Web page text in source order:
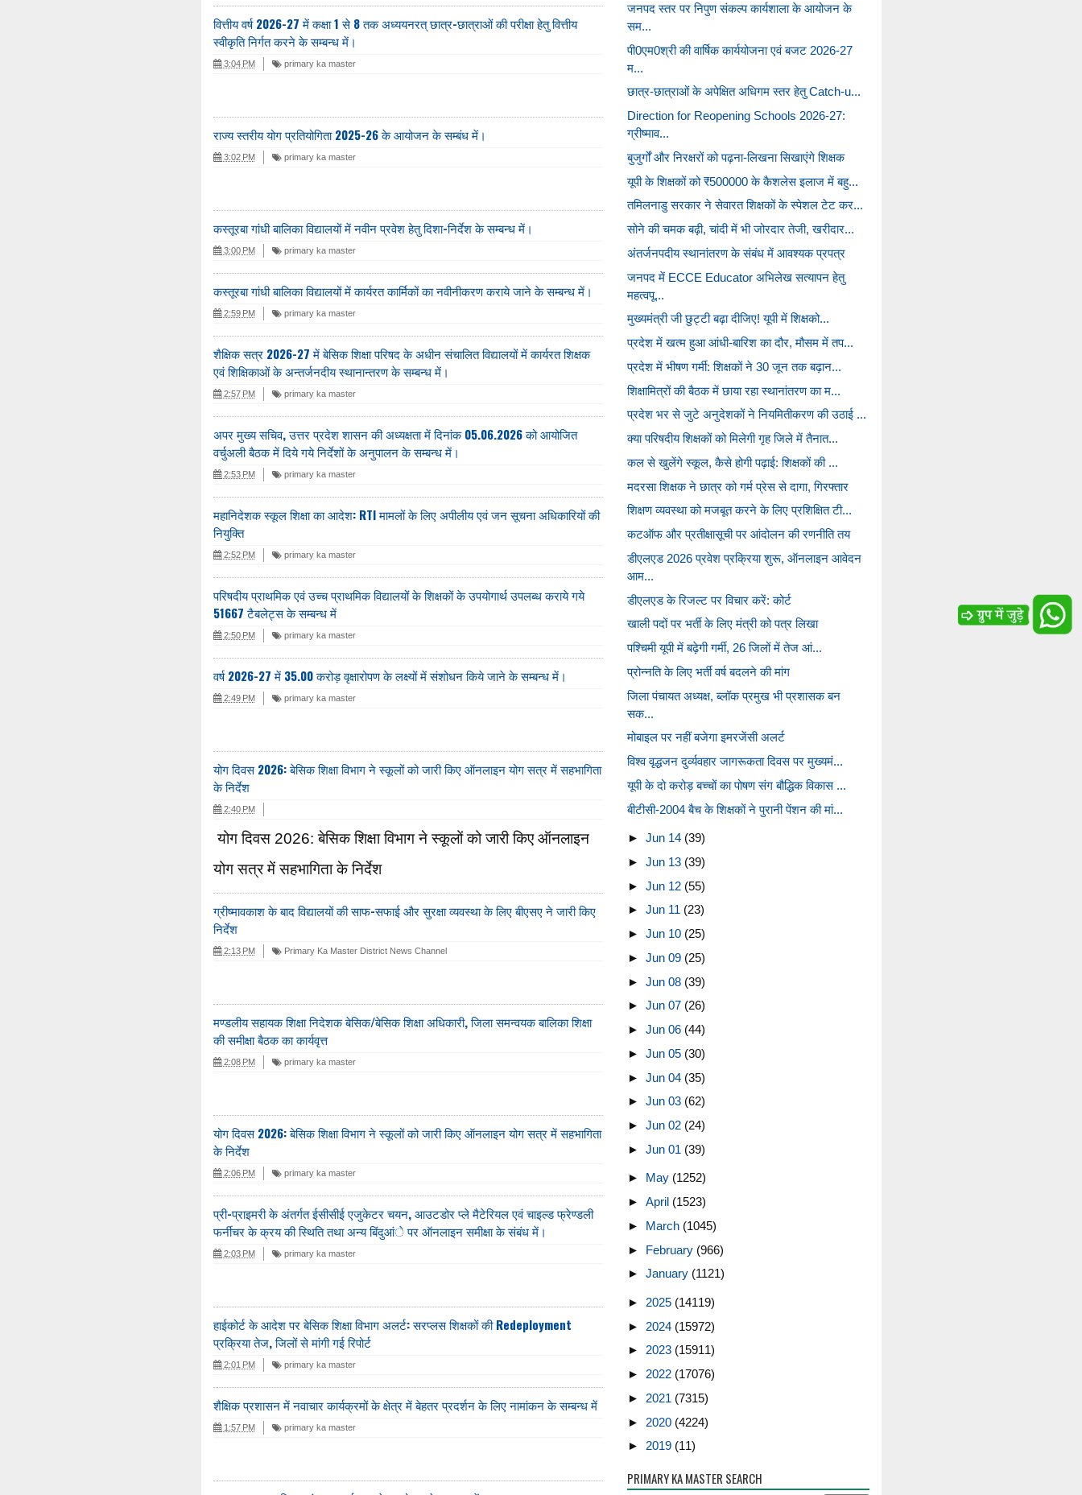
वित्तीय वर्ष 2026-27 में कक्षा 1 से 8 तक अध्ययनरत् छात्र-छात्राओं की परीक्षा हेतु वित्तीय
स्वीकृति निर्गत करने के सम्बन्ध में।
3:04 PM primary ka master
राज्य स्तरीय योग प्रतियोगिता 2025-26 के आयोजन के सम्बंध में।
3:02 PM primary ka master
कस्तूरबा गांधी बालिका विद्यालयों में नवीन प्रवेश हेतु दिशा-निर्देश के सम्बन्ध में।
3:00 PM primary ka master
कस्तूरबा गांधी बालिका विद्यालयों में कार्यरत कार्मिकों का नवीनीकरण कराये जाने के सम्बन्ध में।
2:59 PM primary ka master
शैक्षिक सत्र 2026-27 में बेसिक शिक्षा परिषद के अधीन संचालित विद्यालयों में कार्यरत शिक्षक
एवं शिक्षिकाओं के अन्तर्जनदीय स्थानान्तरण के सम्बन्ध में।
2:57 PM primary ka master
अपर मुख्य सचिव, उत्तर प्रदेश शासन की अध्यक्षता में दिनांक 05.06.2026 को आयोजित
वर्चुअली बैठक में दिये गये निर्देशों के अनुपालन के सम्बन्ध में।
2:53 PM primary ka master
महानिदेशक स्कूल शिक्षा का आदेश: RTI मामलों के लिए अपीलीय एवं जन सूचना अधिकारियों की
नियुक्ति
2:52 PM primary ka master
परिषदीय प्राथमिक एवं उच्च प्राथमिक विद्यालयों के शिक्षकों के उपयोगार्थ उपलब्ध कराये गये
51667 टैबलेट्स के सम्बन्ध में
2:50 PM primary ka master
वर्ष 2026-27 में 35.00 करोड़ वृक्षारोपण के लक्ष्यों में संशोधन किये जाने के सम्बन्ध में।
2:49 PM primary ka master
योग दिवस 2026: बेसिक शिक्षा विभाग ने स्कूलों को जारी किए ऑनलाइन योग सत्र में सहभागिता
के निर्देश
2:40 PM
योग दिवस 2026: बेसिक शिक्षा विभाग ने स्कूलों को जारी किए ऑनलाइन
योग सत्र में सहभागिता के निर्देश
ग्रीष्मावकाश के बाद विद्यालयों की साफ-सफाई और सुरक्षा व्यवस्था के लिए बीएसए ने जारी किए
निर्देश
2:13 PM Primary Ka Master District News Channel
मण्डलीय सहायक शिक्षा निदेशक बेसिक/बेसिक शिक्षा अधिकारी, जिला समन्वयक बालिका शिक्षा
की समीक्षा बैठक का कार्यवृत्त
2:08 PM primary ka master
योग दिवस 2026: बेसिक शिक्षा विभाग ने स्कूलों को जारी किए ऑनलाइन योग सत्र में सहभागिता
के निर्देश
2:06 PM primary ka master
प्री-प्राइमरी के अंतर्गत ईसीसीई एजुकेटर चयन, आउटडोर प्ले मैटेरियल एवं चाइल्ड फ्रेण्डली
फर्नीचर के क्रय की स्थिति तथा अन्य बिंदुआंे पर ऑनलाइन समीक्षा के संबंध में।
2:03 PM primary ka master
हाईकोर्ट के आदेश पर बेसिक शिक्षा विभाग अलर्ट: सरप्लस शिक्षकों की Redeployment
प्रक्रिया तेज, जिलों से मांगी गई रिपोर्ट
2:01 PM primary ka master
शैक्षिक प्रशासन में नवाचार कार्यक्रमों के क्षेत्र में बेहतर प्रदर्शन के लिए नामांकन के सम्बन्ध में
1:57 PM primary ka master
जनपद स्तर पर निपुण संकल्प कार्यशाला के आयोजन के
सम...
पी0एम0श्री की वार्षिक कार्ययोजना एवं बजट 2026-27
म...
छात्र-छात्राओं के अपेक्षित अधिगम स्तर हेतु Catch-u...
Direction for Reopening Schools 2026-27:
ग्रीष्माव...
बुजुर्गों और निरक्षरों को पढ़ना-लिखना सिखाएंगे शिक्षक
यूपी के शिक्षकों को ₹500000 के कैशलेस इलाज में बहु...
तमिलनाडु सरकार ने सेवारत शिक्षकों के स्पेशल टेट कर...
सोने की चमक बढ़ी, चांदी में भी जोरदार तेजी, खरीदार...
अंतर्जनपदीय स्थानांतरण के संबंध में आवश्यक प्रपत्र
जनपद में ECCE Educator अभिलेख सत्यापन हेतु
महत्वपू...
मुख्यमंत्री जी छुट्टी बढ़ा दीजिए! यूपी में शिक्षको...
प्रदेश में खत्म हुआ आंधी-बारिश का दौर, मौसम में तप...
प्रदेश में भीषण गर्मी: शिक्षकों ने 30 जून तक बढ़ान...
शिक्षामित्रों की बैठक में छाया रहा स्थानांतरण का म...
प्रदेश भर से जुटे अनुदेशकों ने नियमितीकरण की उठाई ...
क्या परिषदीय शिक्षकों को मिलेगी गृह जिले में तैनात...
कल से खुलेंगे स्कूल, कैसे होगी पढ़ाई: शिक्षकों की ...
मदरसा शिक्षक ने छात्र को गर्म प्रेस से दागा, गिरफ्तार
शिक्षण व्यवस्था को मजबूत करने के लिए प्रशिक्षित टी...
कटऑफ और प्रतीक्षासूची पर आंदोलन की रणनीति तय
डीएलएड 2026 प्रवेश प्रक्रिया शुरू, ऑनलाइन आवेदन
आम...
डीएलएड के रिजल्ट पर विचार करें: कोर्ट
खाली पदों पर भर्ती के लिए मंत्री को पत्र लिखा
पश्चिमी यूपी में बढ़ेगी गर्मी, 26 जिलों में तेज आं...
प्रोन्नति के लिए भर्ती वर्ष बदलने की मांग
जिला पंचायत अध्यक्ष, ब्लॉक प्रमुख भी प्रशासक बन
सक...
मोबाइल पर नहीं बजेगा इमरजेंसी अलर्ट
विश्व वृद्धजन दुर्व्यवहार जागरूकता दिवस पर मुख्यमं...
यूपी के दो करोड़ बच्चों का पोषण संग बौद्धिक विकास ...
बीटीसी-2004 बैच के शिक्षकों ने पुरानी पेंशन की मां...
► Jun 14 (39)
► Jun 13 (39)
► Jun 12 (55)
► Jun 11 (23)
► Jun 10 (25)
► Jun 09 (25)
► Jun 08 (39)
► Jun 07 (26)
► Jun 06 (44)
► Jun 05 (30)
► Jun 04 (35)
► Jun 03 (62)
► Jun 02 (24)
► Jun 01 (39)
► May (1252)
► April (1523)
► March (1045)
► February (966)
► January (1121)
► 2025 (14119)
► 2024 (15972)
► 2023 (15911)
► 2022 (17076)
► 2021 (7315)
► 2020 (4224)
► 2019 (11)
PRIMARY KA MASTER SEARCH